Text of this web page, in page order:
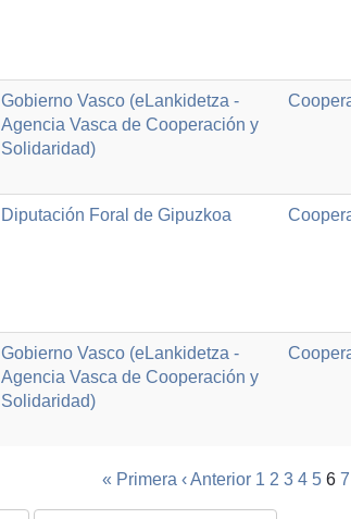
Gobierno Vasco (eLankidetza -
Agencia Vasca de Cooperación y
Solidaridad)
Diputación Foral de Gipuzkoa
Gobierno Vasco (eLankidetza -
Agencia Vasca de Cooperación y
Solidaridad)
« Primera ‹ Anterior 1 2 3 4 5 6 7